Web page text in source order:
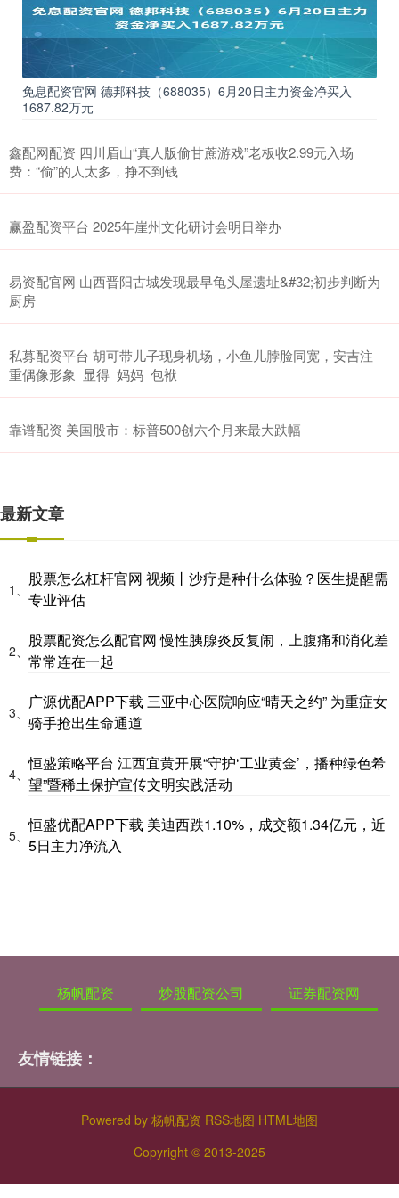
免息配资官网 德邦科技（688035）6月20日主力资金净买入
1687.82万元
鑫配网配资 四川眉山“真人版偷甘蔗游戏”老板收2.99元入场
费：“偷”的人太多，挣不到钱
赢盈配资平台 2025年崖州文化研讨会明日举办
易资配官网 山西晋阳古城发现最早龟头屋遗址&#32;初步判断为
厨房
私募配资平台 胡可带儿子现身机场，小鱼儿脖脸同宽，安吉注
重偶像形象_显得_妈妈_包袱
靠谱配资 美国股市：标普500创六个月来最大跌幅
最新文章
1、
股票怎么杠杆官网 视频丨沙疗是种什么体验？医生提醒需
专业评估
2、
股票配资怎么配官网 慢性胰腺炎反复闹，上腹痛和消化差
常常连在一起
3、
广源优配APP下载 三亚中心医院响应“晴天之约” 为重症女
骑手抢出生命通道
4、
恒盛策略平台 江西宜黄开展“守护‘工业黄金’，播种绿色希
望”暨稀土保护宣传文明实践活动
5、
恒盛优配APP下载 美迪西跌1.10%，成交额1.34亿元，近
5日主力净流入
杨帆配资 炒股配资公司 证券配资网
友情链接：
Powered by 杨帆配资 RSS地图 HTML地图
Copyright © 2013-2025